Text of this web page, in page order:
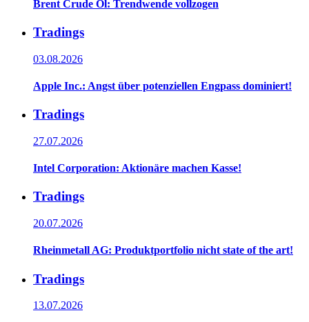
Brent Crude Öl: Trendwende vollzogen
Tradings
03.08.2026
Apple Inc.: Angst über potenziellen Engpass dominiert!
Tradings
27.07.2026
Intel Corporation: Aktionäre machen Kasse!
Tradings
20.07.2026
Rheinmetall AG: Produktportfolio nicht state of the art!
Tradings
13.07.2026